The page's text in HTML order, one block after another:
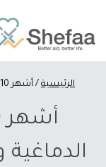
الرئيسية / أشهر 10 أعراض السكتة الدماغية وطرق علاجها | شفاء